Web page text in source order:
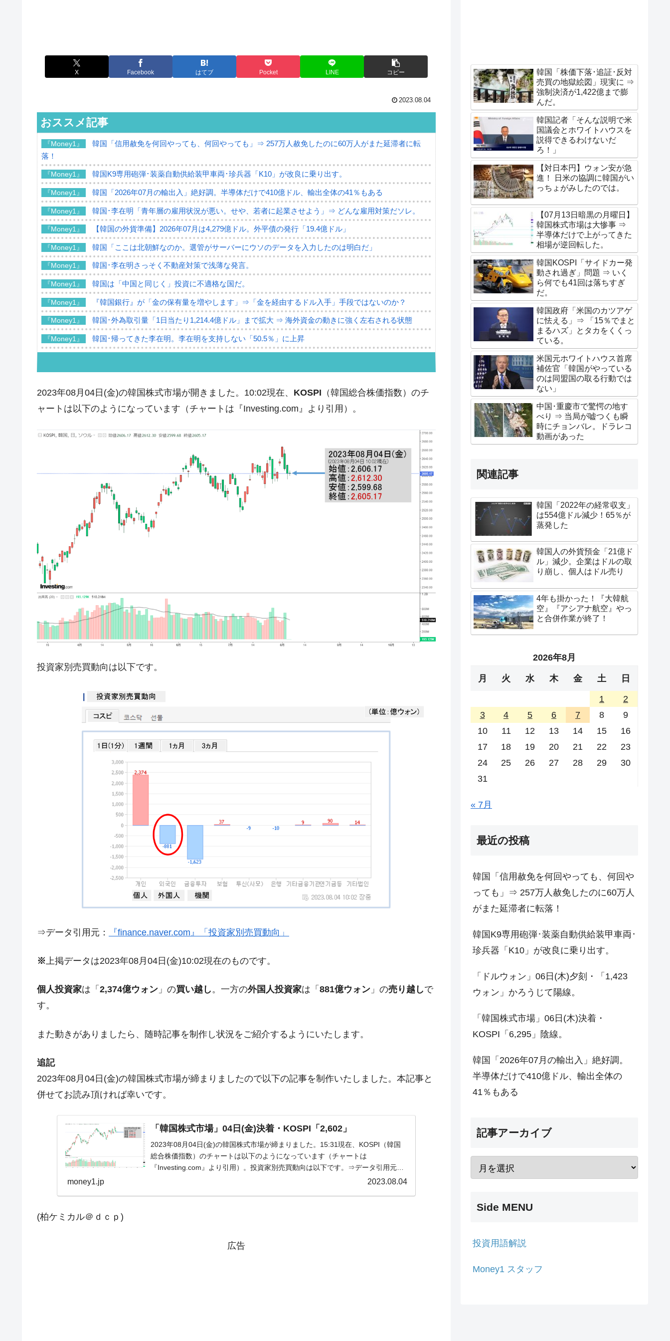
X Facebook はてブ Pocket LINE コピー
2023.08.04
おススメ記事
『Money1』
韓国「信用赦免を何回やっても、何回やっても」⇒ 257万人赦免したのに60万人がまた延滞者に転
落！
『Money1』 韓国K9専用砲弾･装薬自動供給装甲車両･珍兵器「K10」が改良に乗り出す。
『Money1』 韓国「2026年07月の輸出入」絶好調。半導体だけで410億ドル、輸出全体の41％もある
『Money1』 韓国･李在明「青年層の雇用状況が悪い。せや、若者に起業させよう」⇒ どんな雇用対策だソレ。
『Money1』 【韓国の外貨準備】2026年07月は4,279億ドル。外平債の発行「19.4億ドル」
『Money1』 韓国「ここは北朝鮮なのか。選管がサーバーにウソのデータを入力したのは明白だ」
『Money1』 韓国･李在明さっそく不動産対策で浅薄な発言。
『Money1』 韓国は「中国と同じく」投資に不適格な国だ。
『Money1』 『韓国銀行』が「金の保有量を増やします」⇒「金を経由するドル入手」手段ではないのか？
『Money1』 韓国･外為取引量「1日当たり1,214.4億ドル」まで拡大 ⇒ 海外資金の動きに強く左右される状態
『Money1』 韓国･帰ってきた李在明。李在明を支持しない「50.5％」に上昇
『Money1』 韓国･警察職員が「丸刈りになって抗議活動」
『Money1』 中国だけが鉄鋼輸出を異常増加させる ⇒ 中国の過剰生産が世界を蝕む。
【米韓激突案件】韓国消費者院が『クーパン』1人当たり賠償10万ウォンを認定 ⇒ 総額3兆7,000億
韓国で猛暑。南東部では干ばつ
韓国型イージス搭載の次世代駆逐艦「KDDX」1番艦、2032年竣工と公示
【対日本円】ウォン安が急進！ 日米の協調に韓国がいっちょがみしたのでは。
韓国政府『BYD』車への補助金を全廃 ⇒ 実は韓国で『BYD』車は売れている。6カ月で対前年同期比
『Money1』
在韓米国大使スティールが着韓！⇒ さっそく空港に詰めかけ「出て行け！」「極右勢力」のプラカー
ドを掲げる「在韓反米勢力」
『Money1』 JPモルガン「韓国レバレッジETFの清算はほぼ終わった」
『Money1』 韓国『国民年金公団』株価暴落で200兆蒸発。
『Money1』 韓国鉄鋼最大手『POSCO』ズブズブ沈む。営業利益80.2％も減少
する差別。許してはおかぬ
韓国ボンクラ政策室長･金容範、株価暴落に他人事のような発言。
韓国半導体『SKハイニックス』2026年2Qの業績「史上最高益」当期純利益は前年同期比13.4倍に。
韓国･加徳島新国際空港「またも暗礁」の危機 ⇒ 10.7兆では損が出るからできない。
【速報】韓国株式市場の暴落・本日07月29日(水)もサイドカー・サーキットブレイカーの二段コンボ
IT産業は人を雇用する効果は低い。全産業の半分未満しか雇用を生まない
韓国「株式市場が賭博場のように変質したのは政界の責任だ」
韓国「2026年1Q 資金循環統計」面白い結果に。
韓国化学企業最大手『ロッテケミカル』純借入金が約8兆。信用格付け「ネガティブ」にダウン
日本の誇る海洋資源調査船『白嶺』は先進技術の塊！
夏の甲子園、優勝校を最も多く輩出している都道府県とは？
Fact1 奇跡の毛色「白毛馬」とは？
Fact1 平成仮面ライダーの意外すぎるモチーフとは？
Fact1 発表から2日で大崩壊、鳴かず飛ばずに終わりそうなスーパーリーグとは？
Fact1
Fact1 セレクトセールの高額取引馬が稼いだ金額とは？
2023年08月04日(金)の韓国株式市場が開きました。10:02現在、 KOSPI （韓国総合株価指数）のチ
ャートは以下のようになっています（チャートは『Investing.com』より引用）。
投資家別売買動向は以下です。
⇒データ引用元： 『finance.naver.com』「投資家別売買動向」
※上掲データは2023年08月04日(金)10:02現在のものです。
個人投資家は「 2,374億ウォン 」の買い越し。一方の外国人投資家は「 881億ウォン 」の売り越しで
す。
また動きがありましたら、随時記事を制作し状況をご紹介するようにいたします。
追記
2023年08月04日(金)の韓国株式市場が締まりましたので以下の記事を制作いたしました。本記事と
併せてお読み頂ければ幸いです。
「韓国株式市場」04日(金)決着・KOSPI「2,602」
2023年08月04日(金)の韓国株式市場が締まりました。15:31現在、KOSPI（韓国
総合株価指数）のチャートは以下のようになっています（チャートは
『Investing.com』より引用）。投資家別売買動向は以下です。⇒データ引用元：
money1.jp 2023.08.04
(柏ケミカル＠ｄｃｐ)
広告
韓国「株価下落･追証･反対
売買の地獄絵図」現実に ⇒
強制決済が1,422億まで膨
んだ。
韓国記者「そんな説明で米
国議会とホワイトハウスを
説得できるわけないだ
ろ！」
【対日本円】ウォン安が急
進！ 日米の協調に韓国がい
っちょがみしたのでは。
【07月13日暗黒の月曜日】
韓国株式市場は大惨事 ⇒
半導体だけで上がってきた
相場が逆回転した。
韓国KOSPI「サイドカー発
動され過ぎ」問題 ⇒ いく
ら何でも41回は落ちすぎ
だ。
韓国政府「米国のカツアゲ
に怯える」⇒ 「15％でまと
まるハズ」とタカをくくっ
ている。
米国元ホワイトハウス首席
補佐官「韓国がやっている
のは同盟国の取る行動では
ない」
中国･重慶市で驚愕の地す
べり ⇒ 当局が嘘つくも瞬
時にチョンバレ。ドラレコ
動画があった
関連記事
韓国「2022年の経常収支」
は554億ドル減少！65％が
蒸発した
韓国人の外貨預金「21億ド
ル」減少。企業はドルの取
り崩し、個人はドル売り
4年も掛かった！『大韓航
空』『アシアナ航空』やっ
と合併作業が終了！
2026年8月
月 火 水 木 金 土 日
1
2
3
4 5 6 7 8
9
10
11 12 13 14 15
16
17
18 19 20 21 22
23
24
25 26 27 28 29
30
31
« 7月
最近の投稿
韓国「信用赦免を何回やっても、何回や
っても」⇒ 257万人赦免したのに60万人
がまた延滞者に転落！
韓国K9専用砲弾･装薬自動供給装甲車両･
珍兵器「K10」が改良に乗り出す。
「ドルウォン」06日(木)夕刻・「1,423
ウォン」かろうじて陽線。
「韓国株式市場」06日(木)決着・
KOSPI「6,295」陰線。
韓国「2026年07月の輸出入」絶好調。
半導体だけで410億ドル、輸出全体の
41％もある
記事アーカイブ
Side MENU
投資用語解説
Money1 スタッフ